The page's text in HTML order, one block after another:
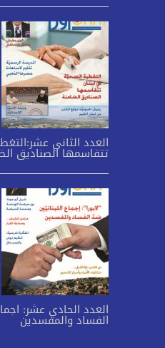
العدد الثاني
تتقاسمها الصناديق
العدد الحادي عشر:
الفساد والمفسدين